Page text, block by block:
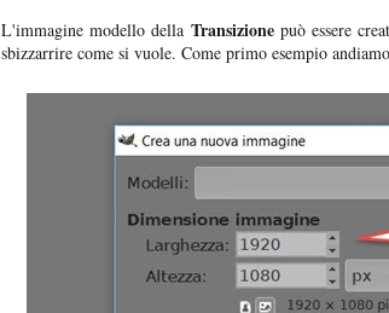
L'immagine modello della Transizionepuò essere
sbizzarrire come si vuole. Come primo esempio